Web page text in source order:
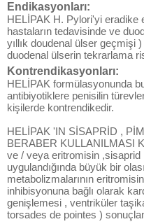
Endikasyonları:
HELİPAK H. Pylori'yi eradike
hastaların tedavisinde ve
yıllık doudenal ülser geçmişi
duodenal ülserin tekrarlama
Kontrendikasyonları:
HELİPAK formülasyonunda
antibiyotiklere penisilin
kişilerde kontrendikedir.
HELİPAK 'IN SİSAPRİD ,
BERABER KULLANILMASI
ve / veya eritromisin
uygulandığında büyük bir
metabolizmalarının
inhibisyonuna bağlı olarak
genişlemesi , ventriküler
torsades de pointes )